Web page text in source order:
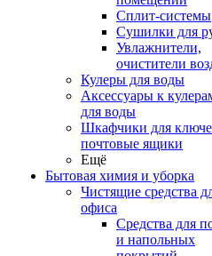
Сплит-системы
Сушилки для
Увлажнители,
очистители
Кулеры для воды
Аксессуары к
для воды
Шкафчики для
почтовые ящики
Ещё
Бытовая химия и уборка
Чистящие средства
офиса
Средства для
и напольных